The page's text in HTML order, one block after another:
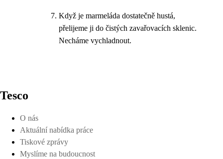
Když je marmeláda dostatečně hustá,
přelijeme ji do čistých zavařovacích sklenic.
Necháme vychladnout.
Tesco
O nás
Aktuální nabídka práce
Tiskové zprávy
Myslíme na budoucnost